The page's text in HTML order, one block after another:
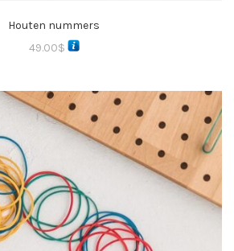
Houten nummers
49.00$